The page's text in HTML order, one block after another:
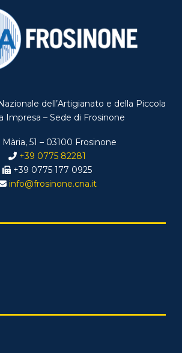
dell’Artigianato e della Piccola
Impresa – Sede di Frosinone
Mària, 51 – 03100 Frosinone
+39 0775 82281
+39 0775 177 0925
info@frosinone.cna.it